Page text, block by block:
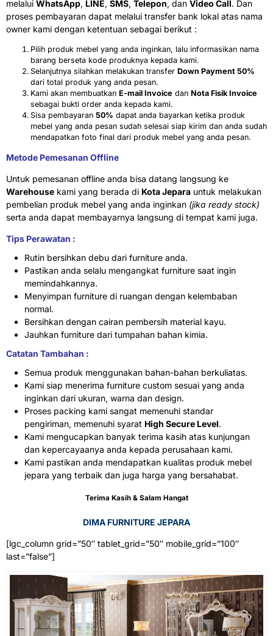
melalui WhatsApp, LINE, SMS, Telepon, dan Video Call. Dan
proses pembayaran dapat melalui transfer bank lokal atas nama
owner kami dengan ketentuan sebagai berikut :
Pilih produk mebel yang anda inginkan, lalu informasikan nama
barang berseta kode produknya kepada kami.
Selanjutnya silahkan melakukan transfer Down Payment 50%
dari total produk yang anda pesan.
Kami akan membuatkan E-mail Invoice dan Nota Fisik Invoice
sebagai bukti order anda kepada kami.
Sisa pembayaran 50% dapat anda bayarkan ketika produk
mebel yang anda pesan sudah selesai siap kirim dan anda sudah
mendapatkan foto final dari produk mebel yang anda pesan.
Metode Pemesanan Offline
Untuk pemesanan offline anda bisa datang langsung ke
Warehouse kami yang berada di Kota Jepara untuk melakukan
pembelian produk mebel yang anda inginkan (jika ready stock)
serta anda dapat membayarnya langsung di tempat kami juga.
Tips Perawatan :
Rutin bersihkan debu dari furniture anda.
Pastikan anda selalu mengangkat furniture saat ingin
memindahkannya.
Menyimpan furniture di ruangan dengan kelembaban
normal.
Bersihkan dengan cairan pembersih material kayu.
Jauhkan furniture dari tumpahan bahan kimia.
Catatan Tambahan :
Semua produk menggunakan bahan-bahan berkuliatas.
Kami siap menerima furniture custom sesuai yang anda
inginkan dari ukuran, warna dan design.
Proses packing kami sangat memenuhi standar
pengiriman, memenuhi syarat High Secure Level.
Kami mengucapkan banyak terima kasih atas kunjungan
dan kepercayaanya anda kepada perusahaan kami.
Kami pastikan anda mendapatkan kualitas produk mebel
jepara yang terbaik dan juga harga yang bersahabat.
Terima Kasih & Salam Hangat
DIMA FURNITURE JEPARA
[lgc_column grid=”50″ tablet_grid=”50″ mobile_grid=”100″
last=”false”]